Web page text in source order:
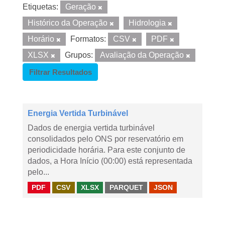
Etiquetas:
Geração
Histórico da Operação
Hidrologia
Horário
Formatos: CSV
PDF
XLSX
Grupos:
Avaliação da Operação
Filtrar Resultados
Energia Vertida Turbinável
Dados de energia vertida turbinável
consolidados pelo ONS por reservatório em
periodicidade horária. Para este conjunto de
dados, a Hora Início (00:00) está representada
pelo...
PDF CSV XLSX PARQUET JSON